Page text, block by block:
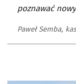
poznawać
Paweł Semba,